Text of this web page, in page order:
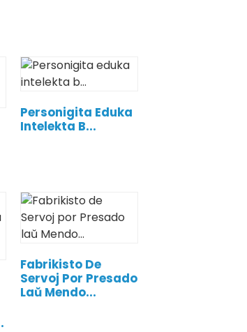
Personigita Eduka
Intelekta B...
Fabrikisto De
Servoj Por Presado
Laŭ Mendo...